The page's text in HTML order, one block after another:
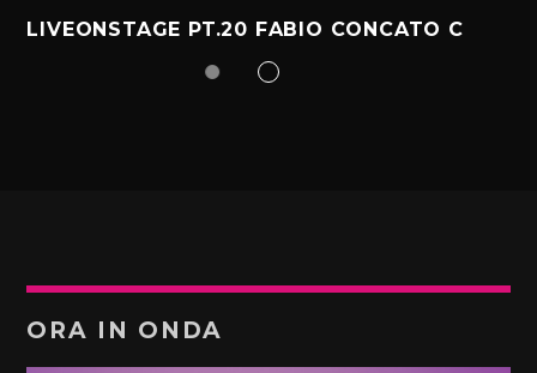
LIVEONSTAGE PT.20 FABIO CONCATO C
ORA IN ONDA